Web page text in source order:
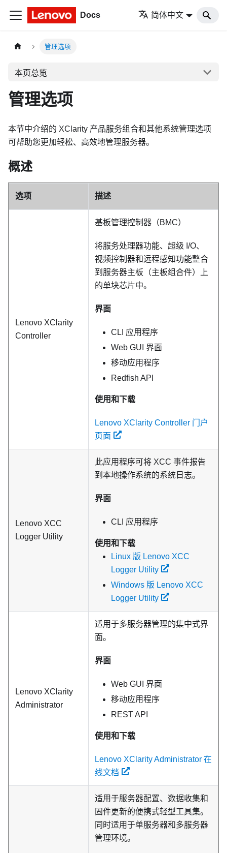
Docs 简体中文
管理选项
本页总览
管理选项
本节中介绍的 XClarity 产品服务组合和其他系统管理选项
可帮助您更加轻松、高效地管理服务器。
概述
选项 描述
Lenovo XClarity
Controller
基板管理控制器（BMC）
将服务处理器功能、超级 I/O、
视频控制器和远程感知功能整合
到服务器主板（主板组合件）上
的单块芯片中。
界面
CLI 应用程序
Web GUI 界面
移动应用程序
Redfish API
使用和下载
Lenovo XClarity Controller 门户
页面
Lenovo XCC
Logger Utility
此应用程序可将 XCC 事件报告
到本地操作系统的系统日志。
界面
CLI 应用程序
使用和下载
Linux 版 Lenovo XCC
Logger Utility
Windows 版 Lenovo XCC
Logger Utility
Lenovo XClarity
Administrator
适用于多服务器管理的集中式界
面。
界面
Web GUI 界面
移动应用程序
REST API
使用和下载
Lenovo XClarity Administrator 在
线文档
适用于服务器配置、数据收集和
固件更新的便携式轻型工具集。
同时适用于单服务器和多服务器
管理环境。